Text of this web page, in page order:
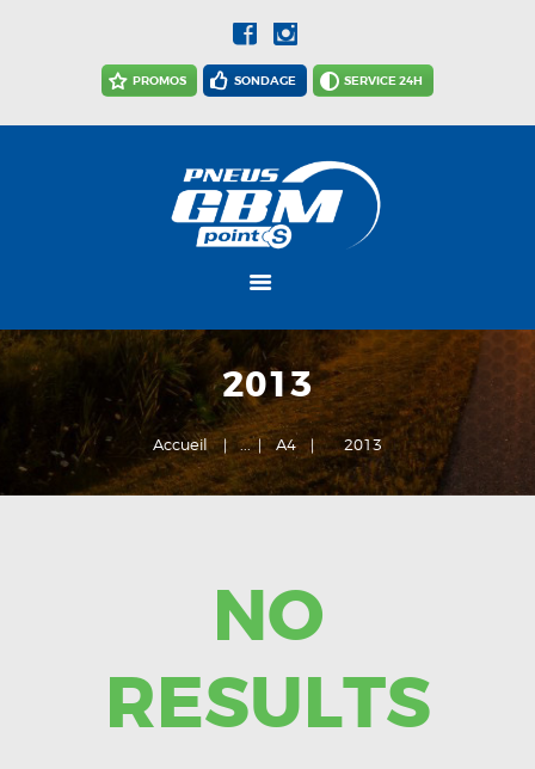
PROMOS SONDAGE SERVICE 24H
2013
Accueil ... A4 2013
NOTRE
ENTREPRISE
NOS SERVICES
CARRIÈRES
NOUS JOINDRE
NO
RESULTS